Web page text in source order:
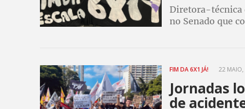
Diretora-técnica
no Senado que
FIM DA 6X1 JÁ! 22
Jornadas
de